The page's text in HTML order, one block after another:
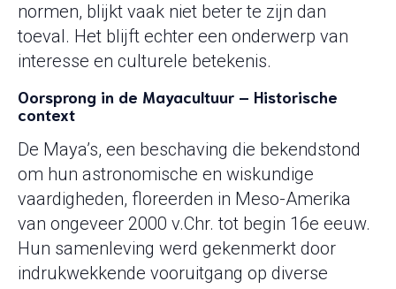
normen, blijkt vaak niet beter te zijn dan
toeval. Het blijft echter een onderwerp van
interesse en culturele betekenis.
Oorsprong in de Mayacultuur – Historische
context
De Maya’s, een beschaving die bekendstond
om hun astronomische en wiskundige
vaardigheden, floreerden in Meso-Amerika
van ongeveer 2000 v.Chr. tot begin 16e eeuw.
Hun samenleving werd gekenmerkt door
indrukwekkende vooruitgang op diverse